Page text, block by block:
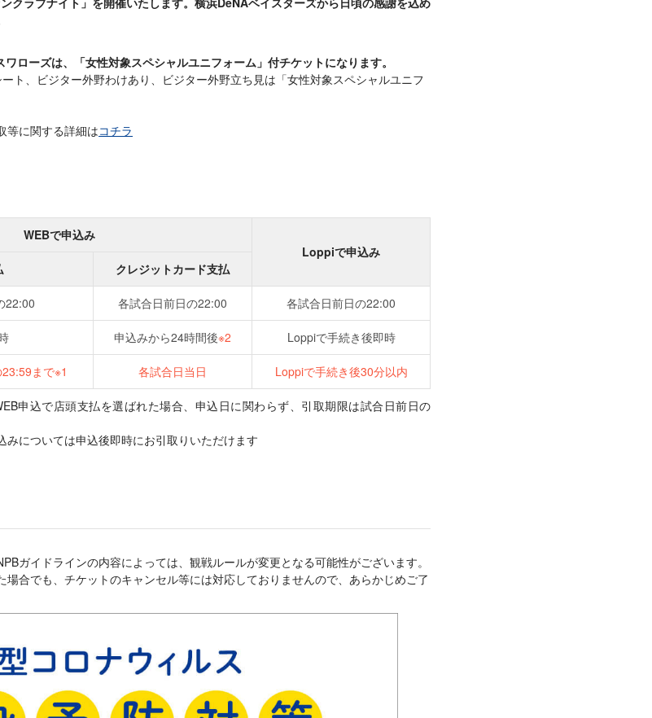
ローズは、「女性対象スペシャルユニフォーム」付チケットになります。
ト、ビジター外野わけあり、ビジター外野立ち見は「女性対象スペシャルユニフ
等に関する詳細はコチラ
WEBで申込み
Loppiで申込み
クレジットカード支払
22:00 各試合日前日の22:00 各試合日前日の22:00
申込みから24時間後※2 Loppiで手続き後即時
まで※1 各試合日当日 Loppiで手続き後30分以内
申込で店頭支払を選ばれた場合、申込日に関わらず、引取期限は試合日前日の
については申込後即時にお引取りいただけます
ガイドラインの内容によっては、観戦ルールが変更となる可能性がございます。
合でも、チケットのキャンセル等には対応しておりませんので、あらかじめご了